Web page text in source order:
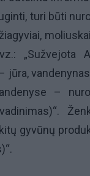
turi būti
„Sužvejota
jūra,
–
gyvūnų